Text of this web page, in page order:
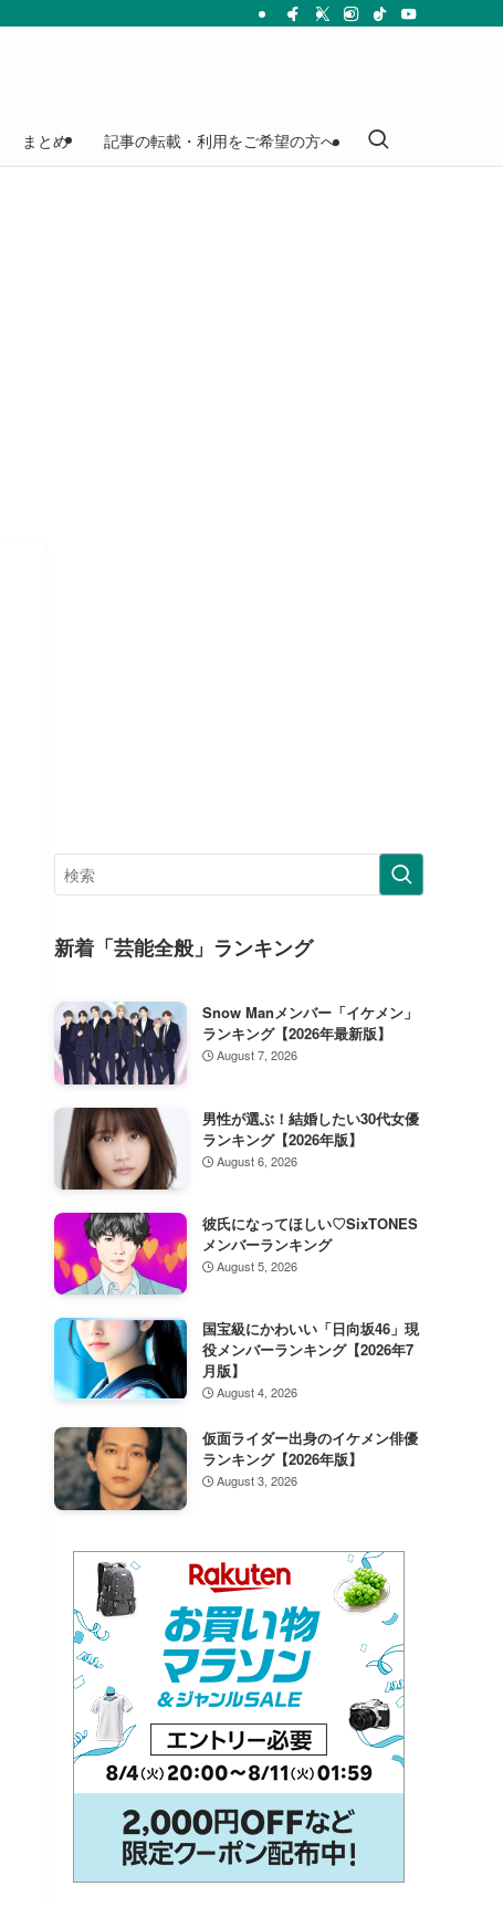
まとめ 記事の転載・利用をご希望の方へ
新着「芸能全般」ランキング
Snow Manメンバー「イケメン」
ランキング【2026年最新版】
August 7, 2026
男性が選ぶ！結婚したい30代女優
ランキング【2026年版】
August 6, 2026
彼氏になってほしい♡SixTONES
メンバーランキング
August 5, 2026
国宝級にかわいい「日向坂46」現
役メンバーランキング【2026年7
月版】
August 4, 2026
仮面ライダー出身のイケメン俳優
ランキング【2026年版】
August 3, 2026